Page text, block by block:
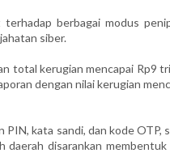
berbagai modus
siber.
total kerugian mencapai Rp9
dengan nilai kerugian
PIN, kata sandi, dan kode OTP,
daerah disarankan